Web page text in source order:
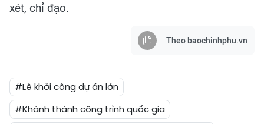
xét, chỉ đạo.
Theo baochinhphu.vn
#Lễ khởi công dự án lớn
#Khánh thành công trình quốc gia